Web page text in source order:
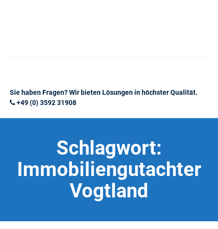
Sie haben Fragen? Wir bieten Lösungen in höchster Qualität.
+49 (0) 3592 31908
Schlagwort:
Immobiliengutachter
Vogtland